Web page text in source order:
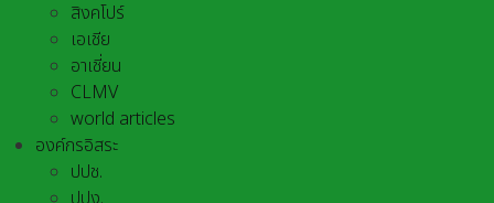
สิงคโปร์
เอเชีย
อาเชี่ยน
CLMV
world articles
องค์กรอิสระ
ปปช.